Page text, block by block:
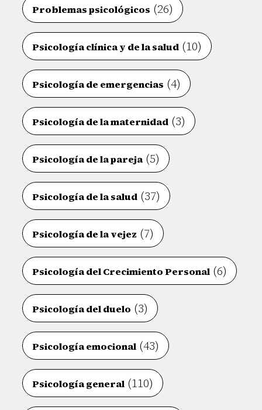
Problemas psicológicos (26)
Psicología clínica y de la salud (10)
Psicología de emergencias (4)
Psicología de la maternidad (3)
Psicología de la pareja(5)
Psicología de la salud (37)
Psicología de la vejez (7)
Psicología del Crecimiento Personal (6)
Psicología del duelo (3)
Psicología emocional (43)
Psicología general (110)